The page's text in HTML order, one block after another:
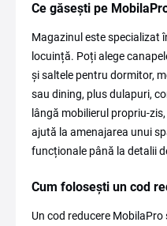
Ce găsești pe
Magazinul este specializat
locuință. Poți alege
și saltele pentru dormitor,
sau dining, plus dulapuri,
lângă mobilierul propriu-
ajută la amenajarea unui
funcționale până la detalii
Cum folosești un cod
Un cod reducere